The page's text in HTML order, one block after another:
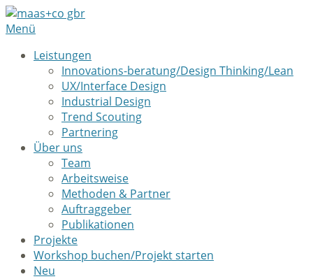
Menü
Leistungen
Innovations-beratung/Design Thinking/Lean
UX/Interface Design
Industrial Design
Trend Scouting
Partnering
Über uns
Team
Arbeitsweise
Methoden & Partner
Auftraggeber
Publikationen
Projekte
Workshop buchen/Projekt starten
Neu